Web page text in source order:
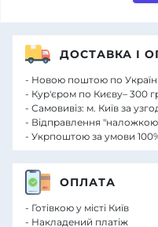
ДОСТАВКА І
- Новою поштою по
- Кур'єром по Києву– 300
- Самовивіз: м. Київ за
- Відправлення
- Укрпоштою за умови
ОПЛАТА
- Готівкою у місті Київ
- Накладений платіж